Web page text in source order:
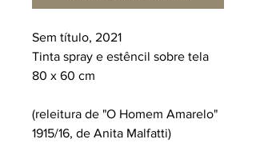
Sem título, 2021
Tinta spray e estêncil sobre tela
80 x 60 cm
(releitura de "O Homem Amarelo"
1915/16, de Anita Malfatti)